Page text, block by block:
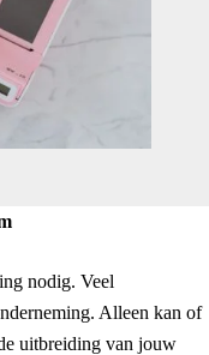
nodig. Veel
Alleen kan of
uitbreiding van jouw